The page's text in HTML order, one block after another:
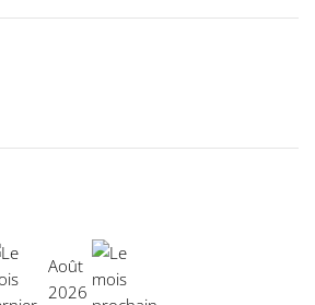
Août
2026